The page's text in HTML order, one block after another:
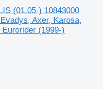
(01.05-) 10843000
Axer, Karosa,
(1999-)